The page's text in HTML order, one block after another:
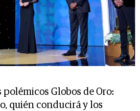
polémicos Globos de Oro:
quién conducirá y los